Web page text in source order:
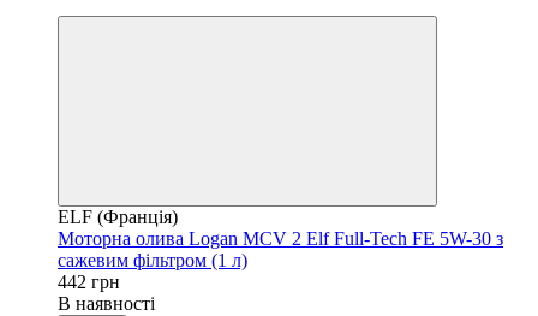
ELF (Франція)
Моторна олива Logan MCV 2 Elf Full-Tech FE 5W-30 з
сажевим фільтром (1 л)
442 грн
В наявності